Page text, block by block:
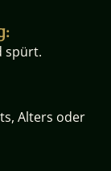
spürt.
Alters oder